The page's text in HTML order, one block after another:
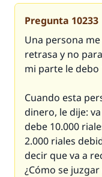
Pregunta 10233
Una persona
retrasa y no
mi parte le debo
Cuando esta
dinero, le dije:
debe 10.000
2.000 riales
decir que va a
¿Cómo se juzgar